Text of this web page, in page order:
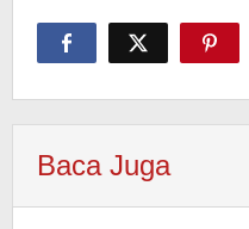
Baca Juga